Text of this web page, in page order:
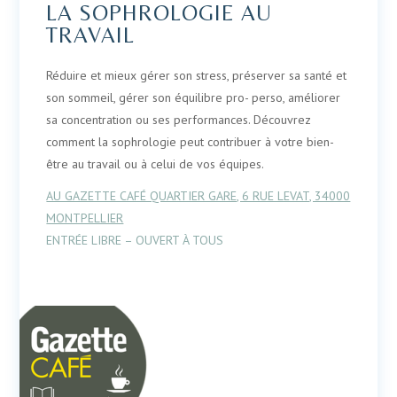
LA SOPHROLOGIE AU
TRAVAIL
Réduire et mieux gérer son stress, préserver sa santé et
son sommeil, gérer son équilibre pro- perso, améliorer
sa concentration ou ses performances. Découvrez
comment la sophrologie peut contribuer à votre bien-
être au travail ou à celui de vos équipes.
AU GAZETTE CAFÉ QUARTIER GARE, 6 RUE LEVAT, 34000
MONTPELLIER
ENTRÉE LIBRE – OUVERT À TOUS